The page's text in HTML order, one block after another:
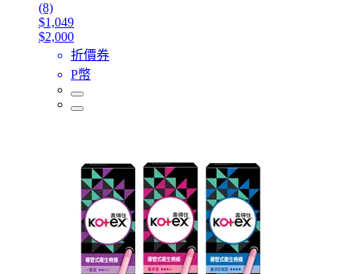
(8)
$1,049
$2,000
折價券
P幣